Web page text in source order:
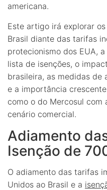
americana.
Este artigo irá explorar
Brasil diante das tarifas
protecionismo dos EUA,
lista de isenções, o
brasileira, as medidas de
e a importância
como o do Mercosul com
cenário comercial.
Adiamento
Isenção de
O adiamento das tarifas
Unidos ao Brasil e a